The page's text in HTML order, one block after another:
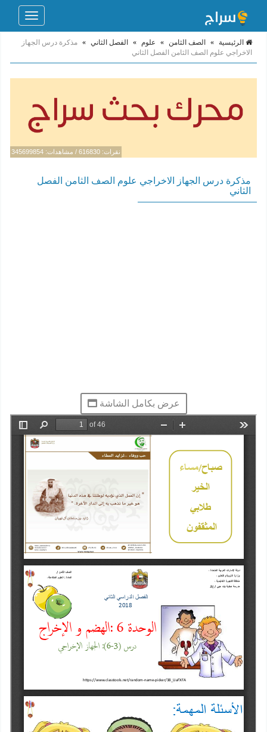
Toggle
الرئيسية » الصف الثامن » علوم » الفصل الثاني » مذكرة درس الجهاز
الاخراجي علوم الصف الثامن الفصل الثاني
نقرات: 616830 / مشاهدات: 345699854
مذكرة درس الجهاز الاخراجي علوم الصف الثامن الفصل
الثاني
عرض بكامل الشاشة